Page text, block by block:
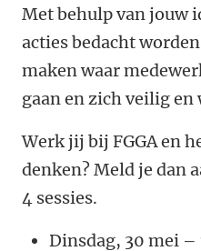
Met behulp van jouw
acties bedacht
maken waar
gaan en zich veilig
Werk jij bij FGGA en
denken? Meld je dan
4 sessies.
Dinsdag, 30 mei